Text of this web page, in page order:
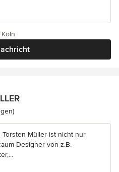
5 von 5 Sternen
Müller ist nicht nur
Designer von z.B.